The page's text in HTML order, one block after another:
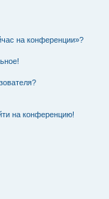
на конференции»?
на конференцию!